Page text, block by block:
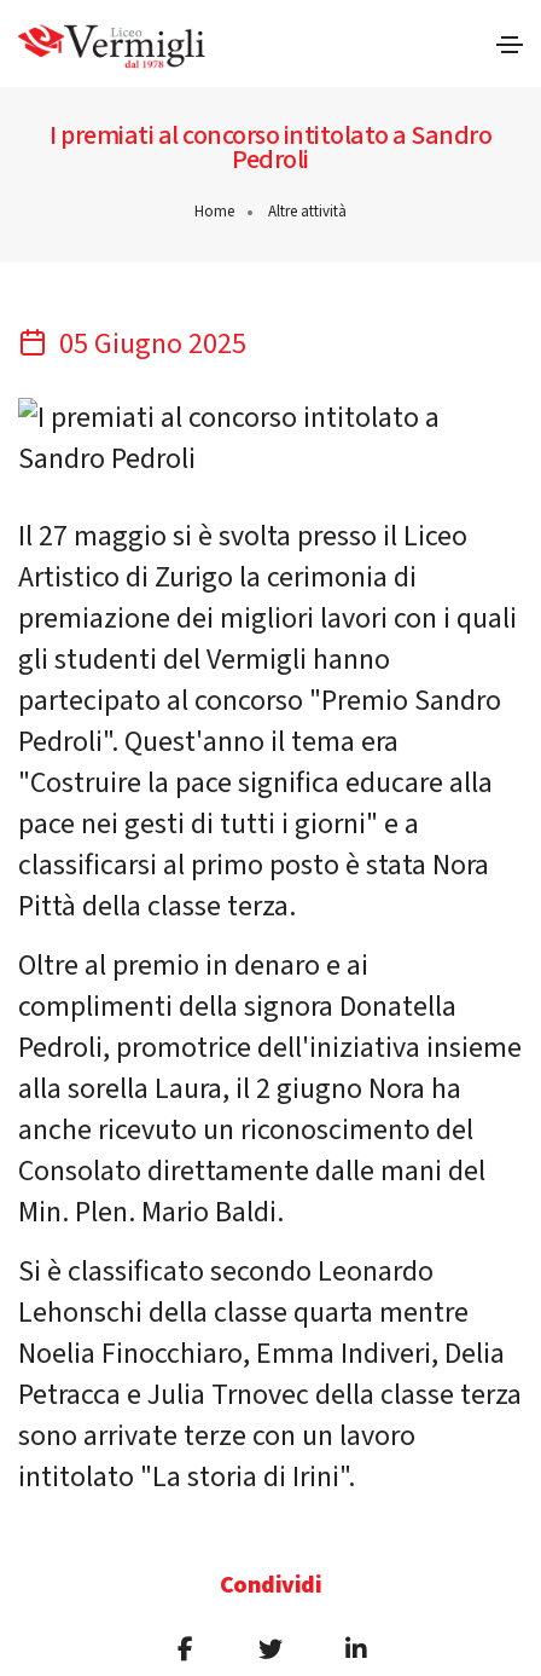
I premiati al concorso intitolato a Sandro
Pedroli
Home Altre attività
05 Giugno 2025
Il 27 maggio si è svolta presso il Liceo
Artistico di Zurigo la cerimonia di
premiazione dei migliori lavori con i quali
gli studenti del Vermigli hanno
partecipato al concorso "Premio Sandro
Pedroli". Quest'anno il tema era
"Costruire la pace significa educare alla
pace nei gesti di tutti i giorni" e a
classificarsi al primo posto è stata Nora
Pittà della classe terza.
Oltre al premio in denaro e ai
complimenti della signora Donatella
Pedroli, promotrice dell'iniziativa insieme
alla sorella Laura, il 2 giugno Nora ha
anche ricevuto un riconoscimento del
Consolato direttamente dalle mani del
Min. Plen. Mario Baldi.
Si è classificato secondo Leonardo
Lehonschi della classe quarta mentre
Noelia Finocchiaro, Emma Indiveri, Delia
Petracca e Julia Trnovec della classe terza
sono arrivate terze con un lavoro
intitolato "La storia di Irini".
Condividi